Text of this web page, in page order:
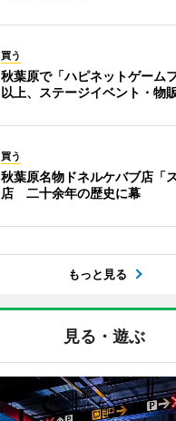
買う
秋葉原で「ハピネットゲー
以上、ステージイベント・物
買う
秋葉原名物ドネルケバブ店「
店 二十余年の歴史に幕
もっと見る
見る・遊ぶ